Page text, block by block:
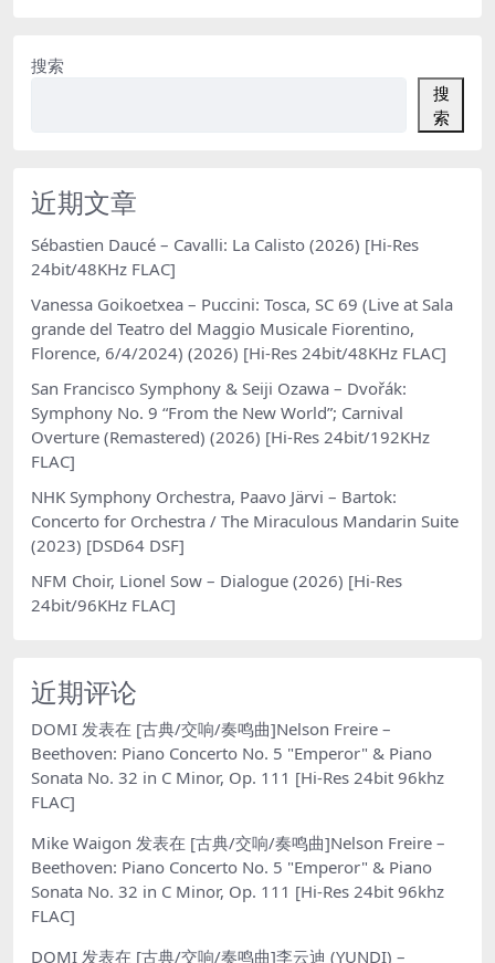
搜索
搜
索
近期文章
Sébastien Daucé – Cavalli: La Calisto (2026) [Hi-Res
24bit/48KHz FLAC]
Vanessa Goikoetxea – Puccini: Tosca, SC 69 (Live at Sala
grande del Teatro del Maggio Musicale Fiorentino,
Florence, 6/4/2024) (2026) [Hi-Res 24bit/48KHz FLAC]
San Francisco Symphony & Seiji Ozawa – Dvořák:
Symphony No. 9 “From the New World”; Carnival
Overture (Remastered) (2026) [Hi-Res 24bit/192KHz
FLAC]
NHK Symphony Orchestra, Paavo Järvi – Bartok:
Concerto for Orchestra / The Miraculous Mandarin Suite
(2023) [DSD64 DSF]
NFM Choir, Lionel Sow – Dialogue (2026) [Hi-Res
24bit/96KHz FLAC]
近期评论
DOMI 发表在 [古典/交响/奏鸣曲]Nelson Freire –
Beethoven: Piano Concerto No. 5 "Emperor" & Piano
Sonata No. 32 in C Minor, Op. 111 [Hi-Res 24bit 96khz
FLAC]
Mike Waigon 发表在 [古典/交响/奏鸣曲]Nelson Freire –
Beethoven: Piano Concerto No. 5 "Emperor" & Piano
Sonata No. 32 in C Minor, Op. 111 [Hi-Res 24bit 96khz
FLAC]
DOMI 发表在 [古典/交响/奏鸣曲]李云迪 (YUNDI) –